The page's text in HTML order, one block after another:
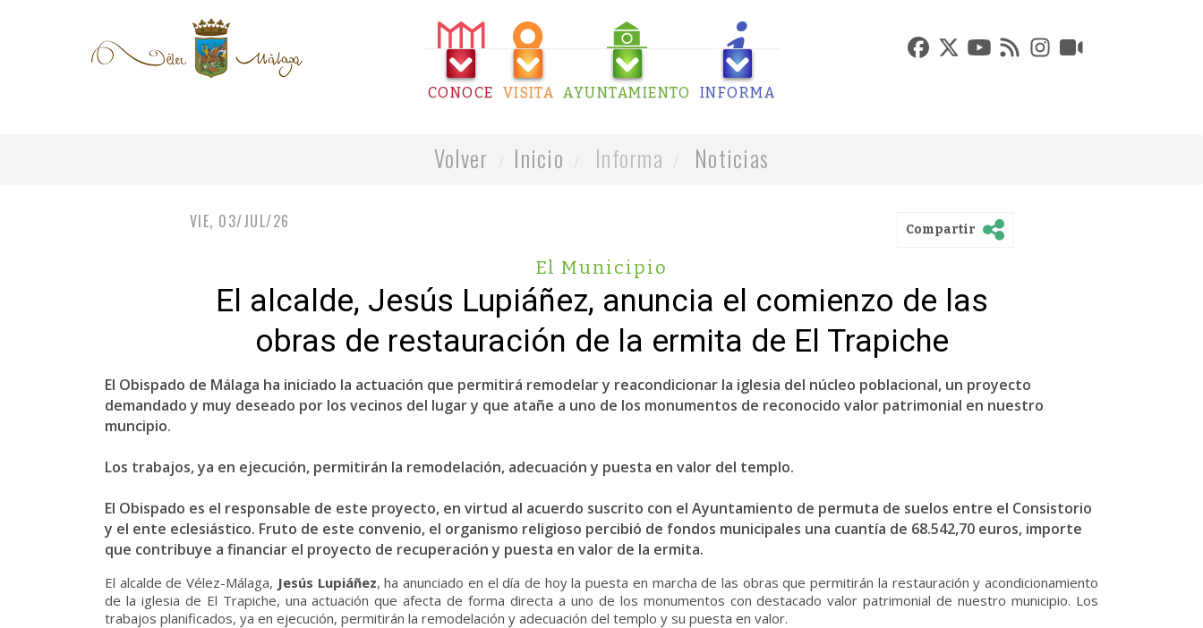
CONOCE VISITA AYUNTAMIENTO INFORMA
Volver Inicio Informa Noticias
VIE, 03/JUL/26 Compartir
El Municipio
El alcalde, Jesús Lupiáñez, anuncia el comienzo de las
obras de restauración de la ermita de El Trapiche
El Obispado de Málaga ha iniciado la actuación que permitirá remodelar y reacondicionar la iglesia del núcleo poblacional, un proyecto
demandado y muy deseado por los vecinos del lugar y que atañe a uno de los monumentos de reconocido valor patrimonial en nuestro
muncipio.
Los trabajos, ya en ejecución, permitirán la remodelación, adecuación y puesta en valor del templo.
El Obispado es el responsable de este proyecto, en virtud al acuerdo suscrito con el Ayuntamiento de permuta de suelos entre el Consistorio
y el ente eclesiástico. Fruto de este convenio, el organismo religioso percibió de fondos municipales una cuantía de 68.542,70 euros, importe
que contribuye a financiar el proyecto de recuperación y puesta en valor de la ermita.
El alcalde de Vélez-Málaga, Jesús Lupiáñez, ha anunciado en el día de hoy la puesta en marcha de las obras que permitirán la restauración y acondicionamiento
de la iglesia de El Trapiche, una actuación que afecta de forma directa a uno de los monumentos con destacado valor patrimonial de nuestro municipio. Los
trabajos planificados, ya en ejecución, permitirán la remodelación y adecuación del templo y su puesta en valor.